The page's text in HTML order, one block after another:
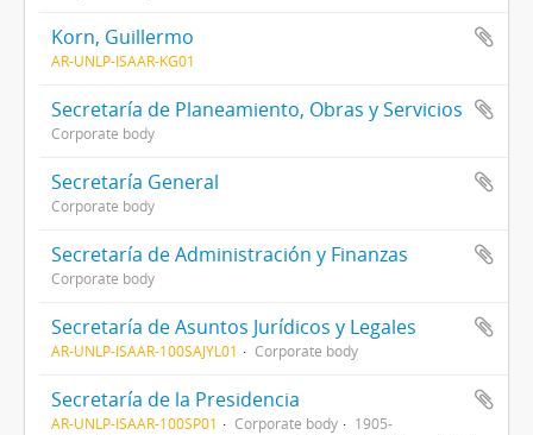
Korn, Guillermo
AR-UNLP-ISAAR-KG01
Secretaría de Planeamiento, Obras y Servicios
Corporate body
Secretaría General
Corporate body
Secretaría de Administración y Finanzas
Corporate body
Secretaría de Asuntos Jurídicos y Legales
AR-UNLP-ISAAR-100SAJYL01 Corporate body
Secretaría de la Presidencia
AR-UNLP-ISAAR-100SP01 Corporate body 1905-